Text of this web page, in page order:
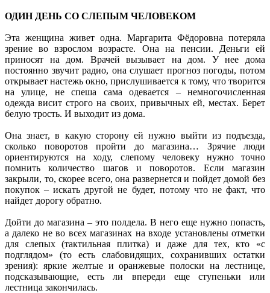
ОДИН ДЕНЬ СО СЛЕПЫМ ЧЕЛОВЕКОМ
Эта женщина живет одна. Маргарита Фёдоровна потеряла
зрение во взрослом возрасте. Она на пенсии. Деньги ей
приносят на дом. Врачей вызывает на дом. У нее дома
постоянно звучит радио, она слушает прогноз погоды, потом
открывает настежь окно, прислушивается к тому, что творится
на улице, не спеша сама одевается – немногочисленная
одежда висит строго на своих, привычных ей, местах. Берет
белую трость. И выходит из дома.
Она знает, в какую сторону ей нужно выйти из подъезда,
сколько поворотов пройти до магазина… Зрячие люди
ориентируются на ходу, слепому человеку нужно точно
помнить количество шагов и поворотов. Если магазин
закрыли, то, скорее всего, она развернется и пойдет домой без
покупок – искать другой не будет, потому что не факт, что
найдет дорогу обратно.
Дойти до магазина – это полдела. В него еще нужно попасть,
а далеко не во всех магазинах на входе установлены отметки
для слепых (тактильная плитка) и даже для тех, кто «с
подглядом» (то есть слабовидящих, сохранивших остатки
зрения): яркие желтые и оранжевые полоски на лестнице,
подсказывающие, есть ли впереди еще ступеньки или
лестница закончилась.